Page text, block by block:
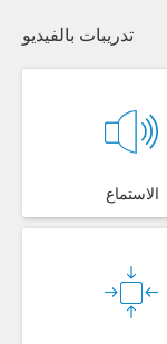
تدريبات بالفيديو
الاستماع